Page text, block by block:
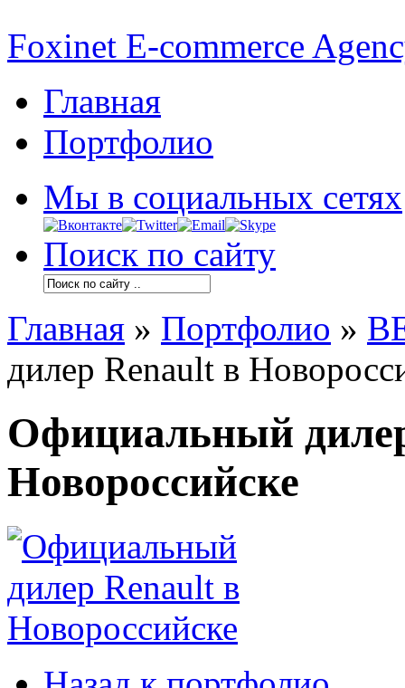
Foxinet E-commerce
Главная
Портфолио
Мы в социальных сетях
Поиск по сайту
Главная » Портфолио »
дилер Renault в
Официальный
Новороссийске